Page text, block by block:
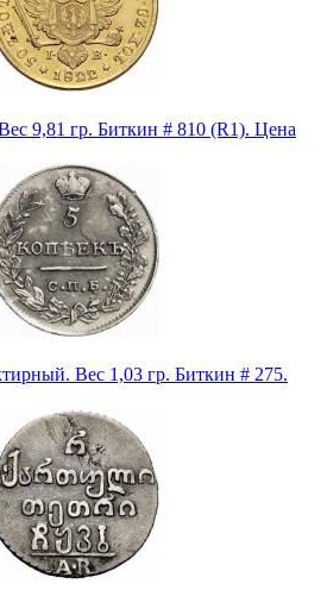
9,81 гр. Биткин # 810 (R1). Цена
Вес 1,03 гр. Биткин # 275.